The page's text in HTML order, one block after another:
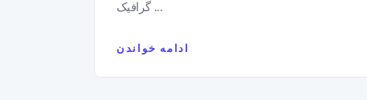
گرافیک ...
ادامه خواندن